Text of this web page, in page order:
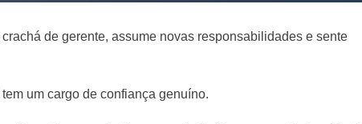
de gerente, assume novas responsabilidades e sente
um cargo de confiança genuíno.